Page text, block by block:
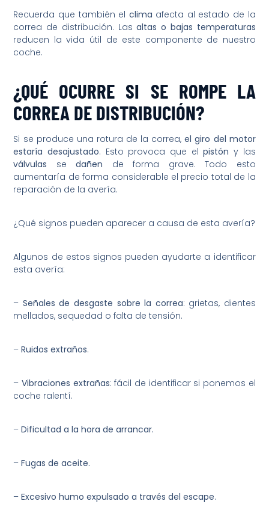
Recuerda que también el clima afecta al estado de la
correa de distribución. Lasaltas o bajas temperaturas
reducen la vida útil de este componente de nuestro
coche.
¿QUÉ OCURRE SI SE ROMPE LA
CORREA DE DISTRIBUCIÓN?
Si se produce una rotura de la correa,el giro del motor
estaría desajustado. Esto provoca que elpistón y las
válvulas sedañen de forma grave. Todo esto
aumentaría de forma considerable el precio total de la
reparación de la avería.
¿Qué signos pueden aparecer a causa de esta avería?
Algunos de estos signos pueden ayudarte a identificar
esta avería:
– Señales de desgaste sobre la correa: grietas, dientes
mellados, sequedad o falta de tensión.
–Ruidos extraños.
–Vibraciones extrañas: fácil de identificar si ponemos el
coche ralentí.
–Dificultad a la hora de arrancar.
–Fugas de aceite.
–Excesivo humo expulsado a través del escape.